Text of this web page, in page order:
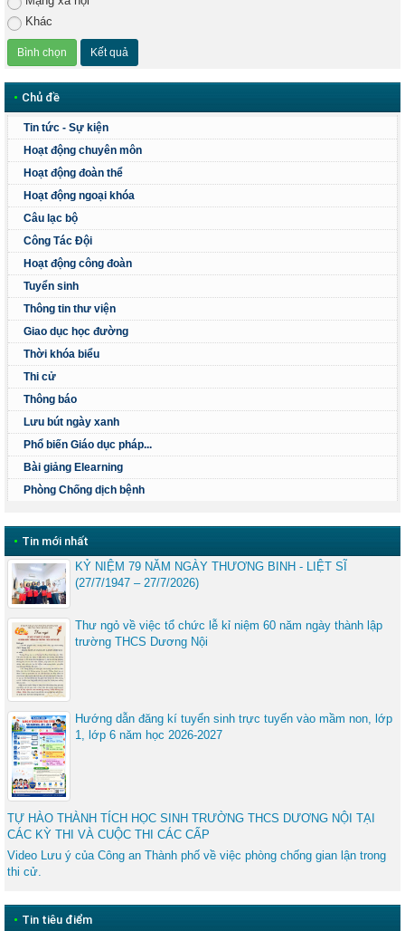
Khác
• Chủ đề
Tin tức - Sự kiện
Hoạt động chuyên môn
Hoạt động đoàn thể
Hoạt động ngoại khóa
Câu lạc bộ
Công Tác Đội
Hoạt động công đoàn
Tuyển sinh
Thông tin thư viện
Giao dục học đường
Thời khóa biểu
Thi cử
Thông báo
Lưu bút ngày xanh
Phổ biến Giáo dục pháp...
Bài giảng Elearning
Phòng Chống dịch bệnh
• Tin mới nhất
KỶ NIỆM 79 NĂM NGÀY THƯƠNG BINH - LIỆT SĨ
(27/7/1947 – 27/7/2026)
Thư ngỏ về việc tổ chức lễ kỉ niệm 60 năm ngày thành lập
trường THCS Dương Nội
Hướng dẫn đăng kí tuyển sinh trực tuyến vào mầm non, lớp
1, lớp 6 năm học 2026-2027
TỰ HÀO THÀNH TÍCH HỌC SINH TRƯỜNG THCS DƯƠNG NỘI TẠI
CÁC KỲ THI VÀ CUỘC THI CÁC CẤP
Video Lưu ý của Công an Thành phố về việc phòng chống gian lận trong
thi cử.
• Tin tiêu điểm